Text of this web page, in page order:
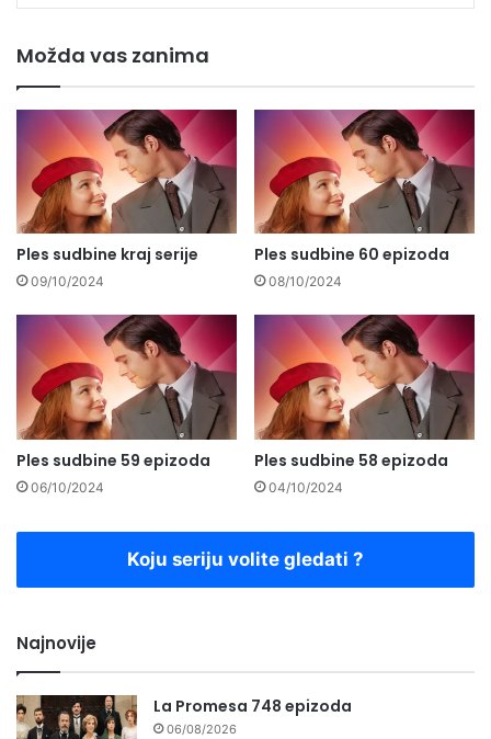
Možda vas zanima
Ples sudbine kraj serije
09/10/2024
Ples sudbine 60 epizoda
08/10/2024
Ples sudbine 59 epizoda
06/10/2024
Ples sudbine 58 epizoda
04/10/2024
Koju seriju volite gledati ?
Najnovije
La Promesa 748 epizoda
06/08/2026